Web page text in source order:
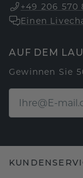
+49 206 570
Einen
AUF DEM
Gewinnen Sie